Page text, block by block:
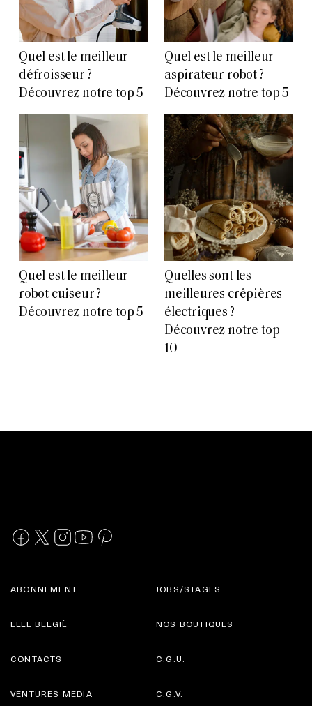
Quel est le meilleur
défroisseur ?
Découvrez notre top 5
Quel est le meilleur
aspirateur robot ?
Découvrez notre top 5
Quel est le meilleur
robot cuiseur ?
Découvrez notre top 5
Quelles sont les
meilleures crêpières
électriques ?
Découvrez notre top
10
ABONNEMENT
ELLE BELGIË
JOBS/STAGES
NOS BOUTIQUES
CONTACTS
VENTURES MEDIA
C.G.U.
C.G.V.